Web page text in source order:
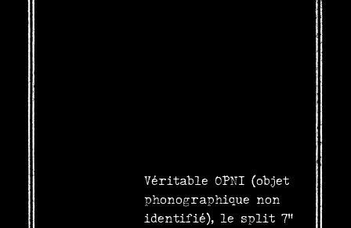
Véritable OPNI (objet
phonographique non
identifié), le split 7”